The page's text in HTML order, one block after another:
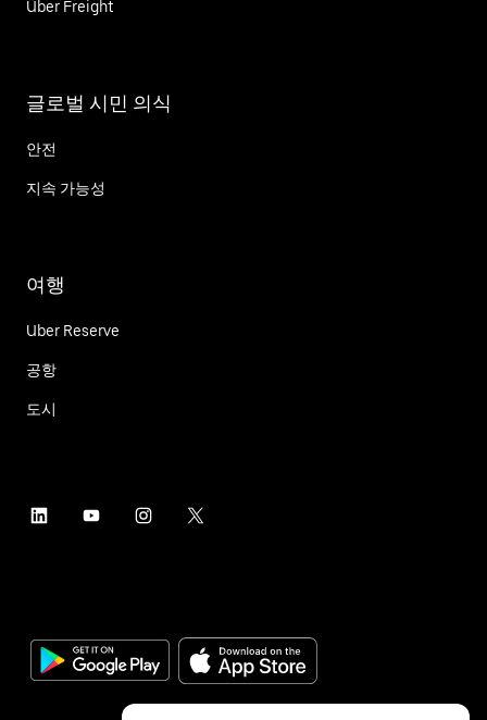
Uber Freight
글로벌 시민 의식
안전
지속 가능성
여행
Uber Reserve
공항
도시